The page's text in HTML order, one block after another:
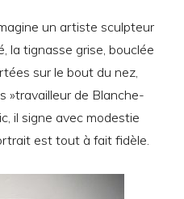
un artiste sculpteur
la tignasse grise, bouclée
sur le bout du nez,
»travailleur de Blanche-
il signe avec modestie
est tout à fait fidèle.